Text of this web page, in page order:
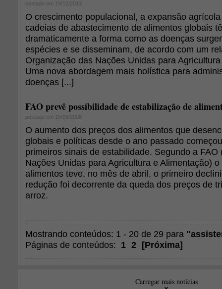
postado em 19/12/2013
O crescimento populacional, a expansão
cadeias de abastecimento de alimentos globais
dramaticamente a forma como as doenças
espécies e se disseminam, de acordo com um
Organização das Nações Unidas para
Uma nova abordagem mais holística para
doenças [...]
FAO prevê possibilidade de estabilização de
postado em 15/05/2008
O aumento dos preços dos alimentos que
globais e políticas desde o ano passado
primeiros sinais de estabilidade. Segundo a FAO
Nações Unidas para Agricultura e Alimentação)
alimentos teve, no mês de abril, o primeiro
redução foi decorrente da queda dos preços de
arroz.
Mostrando conteúdos: 1 - 20 de 29 para
Páginas de conteúdos: 1 2 [Próxima]
Carregar mais notícias